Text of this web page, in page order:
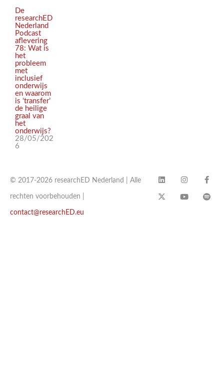
De
researchED
Nederland
Podcast
aflevering
78: Wat is
het
probleem
met
inclusief
onderwijs
en waarom
is ‘transfer’
de heilige
graal van
het
onderwijs?
28/05/202
6
© 2017-2026 researchED Nederland | Alle
rechten voorbehouden |
contact@researchED.eu